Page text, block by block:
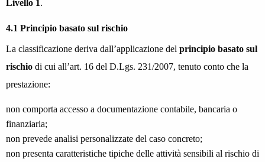
Livello 1 .
4.1 Principio basato sul rischio
La classificazione deriva dall’applicazione del principio basato sul
rischio di cui all’art. 16 del D.Lgs. 231/2007, tenuto conto che la
prestazione:
non comporta accesso a documentazione contabile, bancaria o
finanziaria;
non prevede analisi personalizzate del caso concreto;
non presenta caratteristiche tipiche delle attività sensibili al rischio di